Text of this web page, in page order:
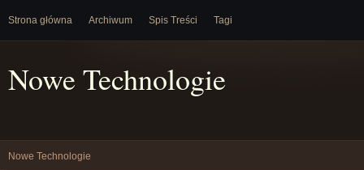
Strona główna Archiwum Spis Treści Tagi
Nowe Technologie
Nowe Technologie